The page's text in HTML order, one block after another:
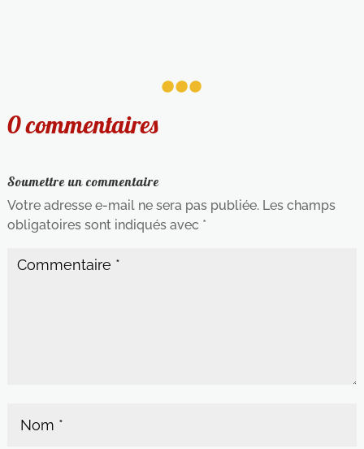
...
0 commentaires
Soumettre un commentaire
Votre adresse e-mail ne sera pas publiée. Les champs
obligatoires sont indiqués avec *